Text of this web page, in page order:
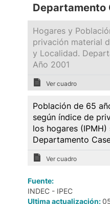
Departamento
Hogares y
privación material
y Localidad.
Año 2001
Ver cuadro
Población de 65
según índice de
los hogares
Departamento
Ver cuadro
Fuente:
INDEC - IPEC
Ultima actualización: